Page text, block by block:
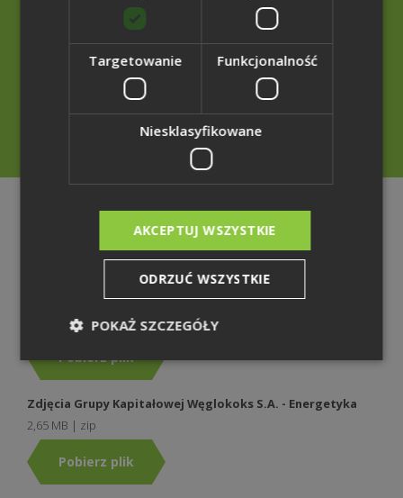
Rzecznik Prasowy
+48 32 207 20 70
+48 785 001 899
rzecznik@weglokoks.com.pl
Zdjęcia Grupy Kapitałowej Węglokoks S.A. - Górnictwo
4,99 MB | zip
Pobierz plik
Zdjęcia Grupy Kapitałowej Węglokoks S.A. - Energetyka
2,65 MB | zip
Pobierz plik
Targetowanie Funkcjonalność
Niesklasyfikowane
AKCEPTUJ WSZYSTKIE
ODRZUĆ WSZYSTKIE
POKAŻ SZCZEGÓŁY